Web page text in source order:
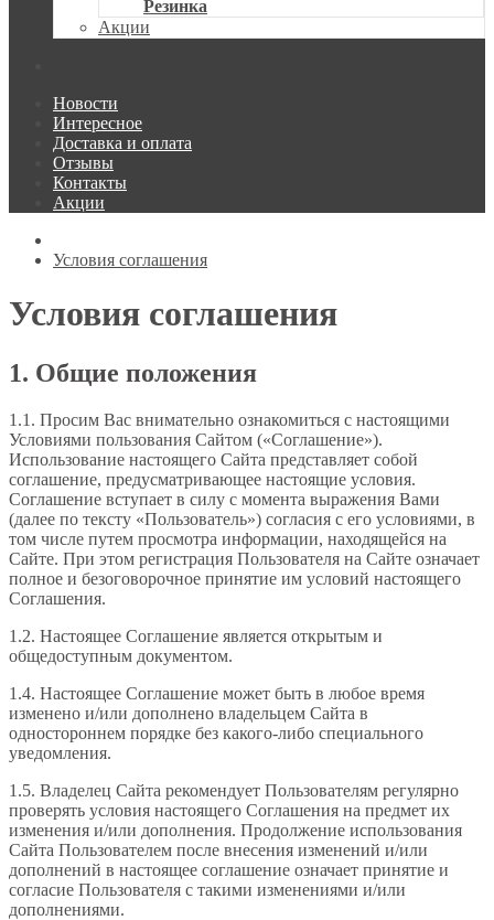
Резинка
Акции
Новости
Интересное
Доставка и оплата
Отзывы
Контакты
Акции
Условия соглашения
Условия соглашения
1. Общие положения
1.1. Просим Вас внимательно ознакомиться с настоящими
Условиями пользования Сайтом («Соглашение»).
Использование настоящего Сайта представляет собой
соглашение, предусматривающее настоящие условия.
Соглашение вступает в силу с момента выражения Вами
(далее по тексту «Пользователь») согласия с его условиями, в
том числе путем просмотра информации, находящейся на
Сайте. При этом регистрация Пользователя на Сайте означает
полное и безоговорочное принятие им условий настоящего
Соглашения.
1.2. Настоящее Соглашение является открытым и
общедоступным документом.
1.4. Настоящее Соглашение может быть в любое время
изменено и/или дополнено владельцем Сайта в
одностороннем порядке без какого-либо специального
уведомления.
1.5. Владелец Сайта рекомендует Пользователям регулярно
проверять условия настоящего Соглашения на предмет их
изменения и/или дополнения. Продолжение использования
Сайта Пользователем после внесения изменений и/или
дополнений в настоящее соглашение означает принятие и
согласие Пользователя с такими изменениями и/или
дополнениями.